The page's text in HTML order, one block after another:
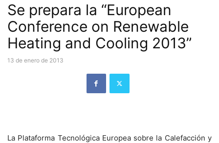
Se prepara la “European
Conference on Renewable
Heating and Cooling 2013”
13 de enero de 2013
La Plataforma Tecnológica Europea sobre la Calefacción y